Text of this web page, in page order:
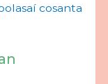
cosanta